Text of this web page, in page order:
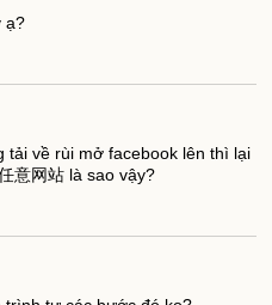
ạ?
tải về rùi mở facebook lên thì lại
意网站 là sao vậy?